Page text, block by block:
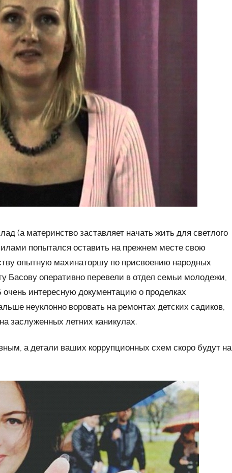
(а материнство заставляет начать жить для светлого
попытался оставить на прежнем месте свою
опытную махинаторшу по присвоению народных
Басову оперативно перевели в отдел семьи молодежи,
интересную документацию о проделках
неуклонно воровать на ремонтах детских садиков,
заслуженных летних каникулах.
а детали ваших коррупционных схем скоро будут на